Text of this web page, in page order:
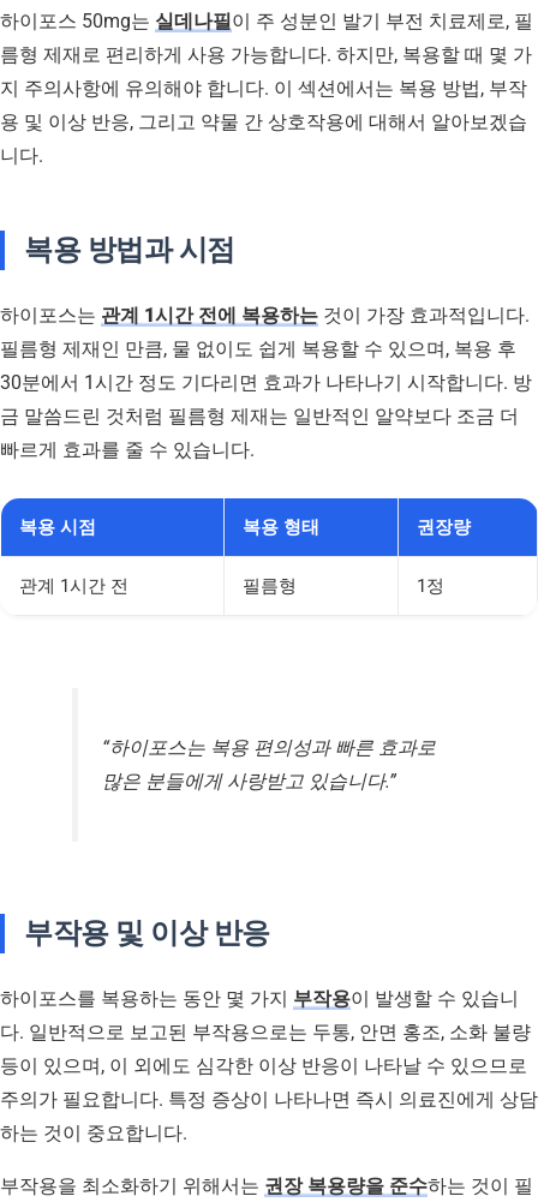
하이포스 50mg는 실데나필이 주 성분인 발기 부전 치료제로, 필
름형 제재로 편리하게 사용 가능합니다. 하지만, 복용할 때 몇 가
지 주의사항에 유의해야 합니다. 이 섹션에서는 복용 방법, 부작
용 및 이상 반응, 그리고 약물 간 상호작용에 대해서 알아보겠습
니다.
복용 방법과 시점
하이포스는 관계 1시간 전에 복용하는 것이 가장 효과적입니다.
필름형 제재인 만큼, 물 없이도 쉽게 복용할 수 있으며, 복용 후
30분에서 1시간 정도 기다리면 효과가 나타나기 시작합니다. 방
금 말씀드린 것처럼 필름형 제재는 일반적인 알약보다 조금 더
빠르게 효과를 줄 수 있습니다.
복용 시점 복용 형태 권장량
관계 1시간 전 필름형 1정
“하이포스는 복용 편의성과 빠른 효과로
많은 분들에게 사랑받고 있습니다.”
부작용 및 이상 반응
하이포스를 복용하는 동안 몇 가지 부작용이 발생할 수 있습니
다. 일반적으로 보고된 부작용으로는 두통, 안면 홍조, 소화 불량
등이 있으며, 이 외에도 심각한 이상 반응이 나타날 수 있으므로
주의가 필요합니다. 특정 증상이 나타나면 즉시 의료진에게 상담
하는 것이 중요합니다.
부작용을 최소화하기 위해서는 권장 복용량을 준수하는 것이 필